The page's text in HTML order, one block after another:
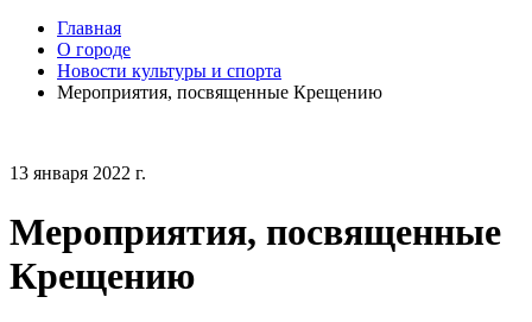
Главная
О городе
Новости культуры и спорта
Мероприятия, посвященные Крещению
13 января 2022 г.
Мероприятия, посвященные
Крещению